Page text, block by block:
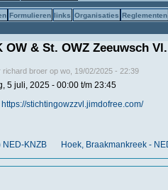
Formulieren links Organisaties Reglementen
OW & St. OWZ Zeeuwsch
richard broerop wo, 19/02/2025 - 22:39
5 juli, 2025 - 00:00t/m 23:45
https://stichtingowzzvl.jimdofree.com/
NED-KNZB Hoek, Braakmankreek -